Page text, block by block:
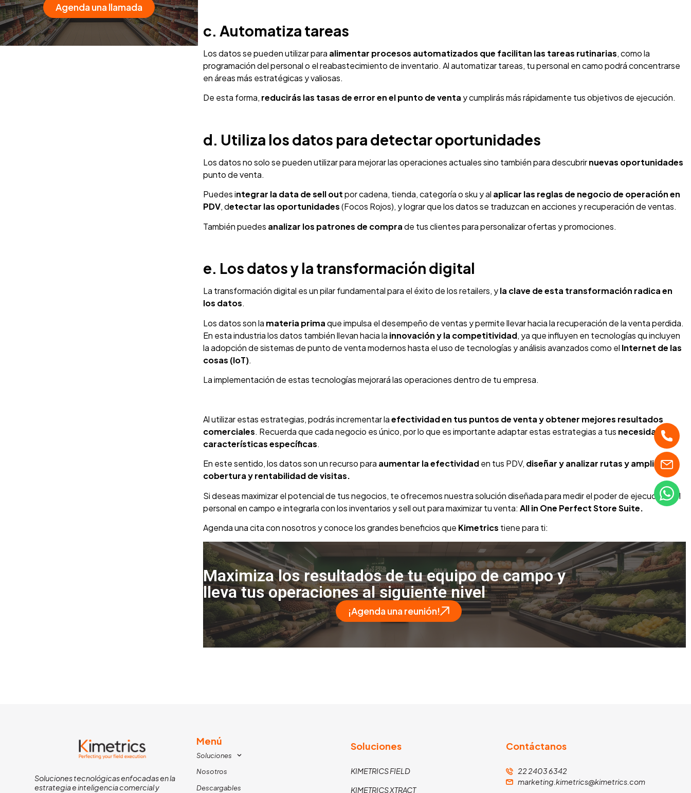
Agenda una llamada
c. Automatiza tareas
Los datos se pueden utilizar para alimentar procesos automatizados que facilitan las tareas rutinarias, como la
programación del personal o el reabastecimiento de inventario. Al automatizar tareas, tu personal en camo podrá concentrarse
en áreas más estratégicas y valiosas.
De esta forma, reducirás las tasas de error en el punto de venta y cumplirás más rápidamente tus objetivos de ejecución.
d. Utiliza los datos para detectar oportunidades
Los datos no solo se pueden utilizar para mejorar las operaciones actuales sino también para descubrirnuevas oportunidades
punto de venta.
Puedes integrar la data de sell outpor cadena, tienda, categoría o sku y al aplicar las reglas de negociode operación en
PDV, detectar las oportunidades(Focos Rojos), y lograr que los datos se traduzcan en acciones y recuperación de ventas.
También puedes analizar los patrones de comprade tus clientes para personalizar ofertas y promociones.
e. Los datos y la transformación digital
La transformación digital es un pilar fundamental para el éxito de los retailers, yla clave de esta transformación radica en
los datos.
Los datos son la materia primaque impulsa el desempeño de ventas y permite llevar hacia la recuperación de la venta perdida.
En esta industria los datos también llevan hacia la innovación y la competitividad, ya que influyen en tecnologías qu incluyen
la adopción de sistemas de punto de venta modernos hasta el uso de tecnologías y análisis avanzados como el Internet de las
cosas (IoT).
La implementación de estas tecnologías mejorará las operaciones dentro de tu empresa.
Al utilizar estas estrategias, podrás incrementar laefectividad en tus puntos de venta y obtener mejores resultados
comerciales. Recuerda que cada negocio es único, por lo que es importante adaptar estas estrategias a tus necesidades y
características específicas.
En este sentido, los datos son un recurso para aumentar la efectividaden tus PDV, diseñar y analizar rutas y ampliar la
cobertura y rentabilidad de visitas.
Si deseas maximizar el potencial de tus negocios, te ofrecemos nuestra solución diseñada para medir el poder de ejecución del
personal en campo e integrarla con los inventarios y sell out para maximizar tu venta: All in One Perfect Store Suite.
Agenda una cita con nosotros y conoce los grandes beneficios que Kimetrics tiene para ti:
Maximiza los resultados de tu equipo de campo y
lleva tus operaciones al siguiente nivel
¡Agenda una reunión!
Soluciones tecnológicas enfocadas en la
estrategia e inteligencia comercial y
Menú
Soluciones
Nosotros
Descargables
Soluciones
KIMETRICS FIELD
KIMETRICS XTRACT
Contáctanos
22 2403 6342
marketing.kimetrics@kimetrics.com